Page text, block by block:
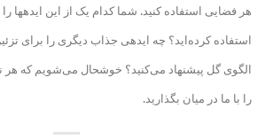
هر فضایی استفاده کنید. شما کدام یک از این ایدهها
استفاده کرده‌اید؟ چه ایدهی جذاب دیگری را برای
الگوی گل پیشنهاد می‌کنید؟ خوشحال می‌شویم که هر
را با ما در میان بگذارید.